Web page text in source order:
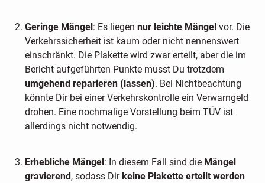
Geringe Mängel: Es liegen nur leichte Mängelvor. Die
Verkehrssicherheit ist kaum oder nicht nennenswert
einschränkt. Die Plakette wird zwar erteilt, aber die im
Bericht aufgeführten Punkte musst Du trotzdem
umgehend reparieren (lassen). Bei Nichtbeachtung
könnte Dir bei einer Verkehrskontrolle ein Verwarngeld
drohen. Eine nochmalige Vorstellung beim TÜV ist
allerdings nicht notwendig.
Erhebliche Mängel: In diesem Fall sind die Mängel
gravierend, sodass Dirkeine Plakette erteilt werden